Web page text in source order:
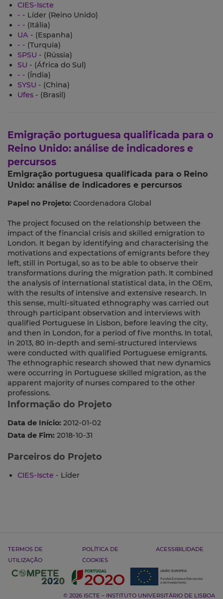
CIES-Iscte
- - Líder (Reino Unido)
- - (Itália)
UA - (Espanha)
- - (Turquia)
SPSU - (Rússia)
SU - (África do Sul)
- - (Índia)
SYSU - (China)
Ufes - (Brasil)
Emigração portuguesa qualificada para o
Reino Unido: análise de indicadores e
percursos
Emigração portuguesa qualificada para o Reino
Unido: análise de indicadores e percursos
Papel no Projeto: Coordenadora Global
The project focused on the relationship between the
impact of the financial crisis and skilled emigration to
London. It began by identifying and characterising the
motivations and expectations of emigrants before they
left, still in Portugal, so as to be able to observe their
transformations during the migration path. It combined
the analysis of international statistical data, in the OEm,
with the results of intensive and extensive research. In
this sense, multi-situated ethnography was carried out
through participant observation and interviews with
qualified Portuguese in Lisbon, before leaving the city,
and then in London, for a period of five months. In total,
in 2013, 80 in-depth and semi-structured interviews
were conducted with qualified Portuguese emigrants.
The ethnographic research showed that new dynamics
were occurring in Portuguese skilled migration, as the
apparent majority of nurses compared to the other
professions.
Informação do Projeto
Data de Início: 2012-01-02
Data de Fim: 2018-10-31
Parceiros do Projeto
CIES-Iscte - Líder
TERMOS DE
UTILIZAÇÃO
POLÍTICA DE
COOKIES
ACESSIBILIDADE
© 2026 ISCTE – INSTITUTO UNIVERSITÁRIO DE LISBOA